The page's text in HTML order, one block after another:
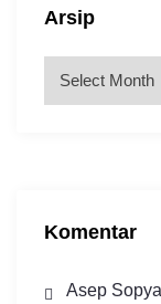
Arsip
Komentar
Asep